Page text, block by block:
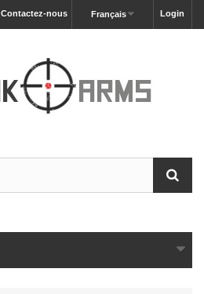
Login
Français
Contactez-nous